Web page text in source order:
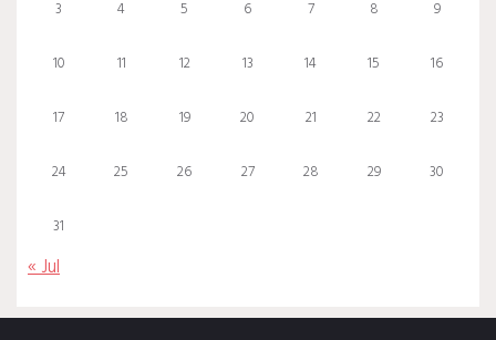
3 4 5 6 7 8 9
10 11 12 13 14 15 16
17 18 19 20 21 22 23
24 25 26 27 28 29 30
31
« Jul